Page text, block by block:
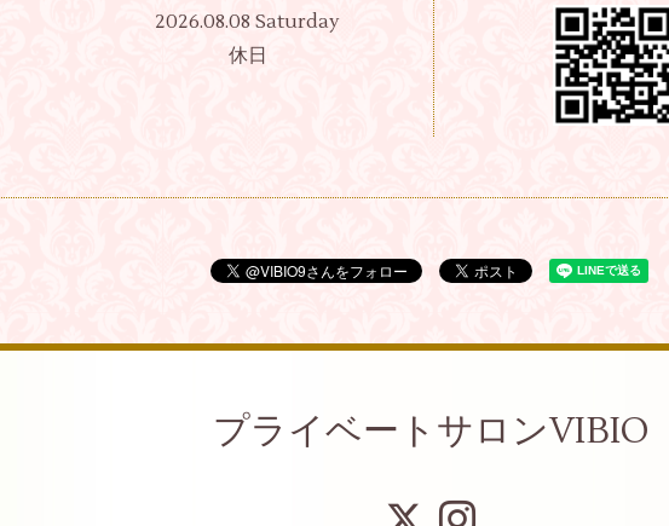
2026.08.08 Saturday
休日
プライベートサロンVIBIO